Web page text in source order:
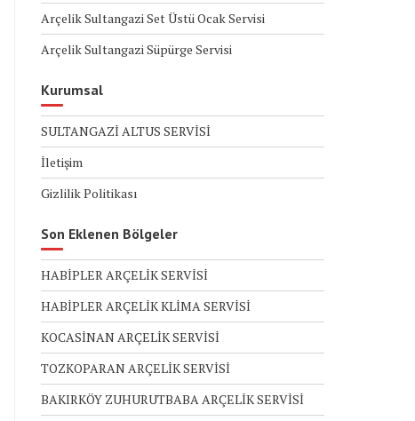
Arçelik Sultangazi Set Üstü Ocak Servisi
Arçelik Sultangazi Süpürge Servisi
Kurumsal
SULTANGAZİ ALTUS SERVİSİ
İletişim
Gizlilik Politikası
Son Eklenen Bölgeler
HABİPLER ARÇELİK SERVİSİ
HABİPLER ARÇELİK KLİMA SERVİSİ
KOCASİNAN ARÇELİK SERVİSİ
TOZKOPARAN ARÇELİK SERVİSİ
BAKIRKÖY ZUHURUTBABA ARÇELİK SERVİSİ